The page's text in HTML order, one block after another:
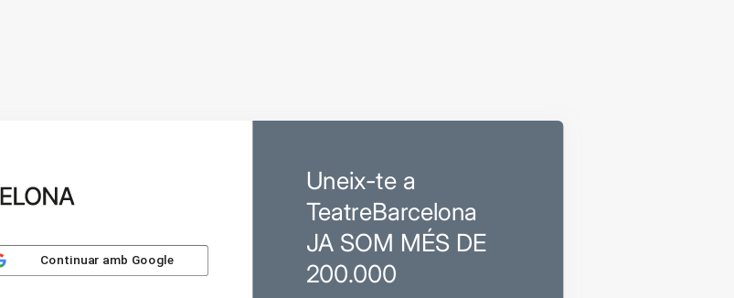
Continuar amb Google
Uneix-te a
TeatreBarcelona
JA SOM MÉS DE
200.000